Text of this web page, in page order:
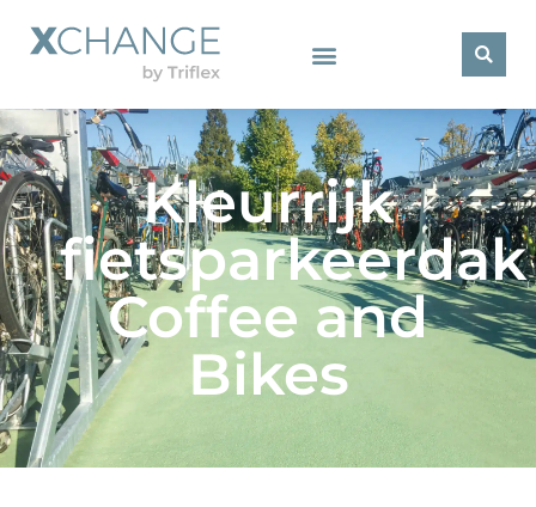
Kleurrijk
fietsparkeerdak
Coffee and
Bikes